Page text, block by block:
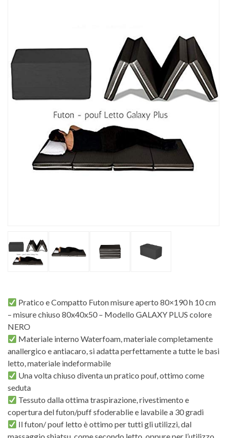
Pratico e Compatto Futon misure aperto 80×190 h 10 cm
– misure chiuso 80x40x50 – Modello GALAXY PLUS colore
NERO
Materiale interno Waterfoam, materiale completamente
anallergico e antiacaro, si adatta perfettamente a tutte le basi
letto, materiale indeformabile
Una volta chiuso diventa un pratico pouf, ottimo come
seduta
Tessuto dalla ottima traspirazione, rivestimento e
copertura del futon/puff sfoderablie e lavabile a 30 gradi
Il futon/ pouf letto è ottimo per tutti gli utilizzi, dal